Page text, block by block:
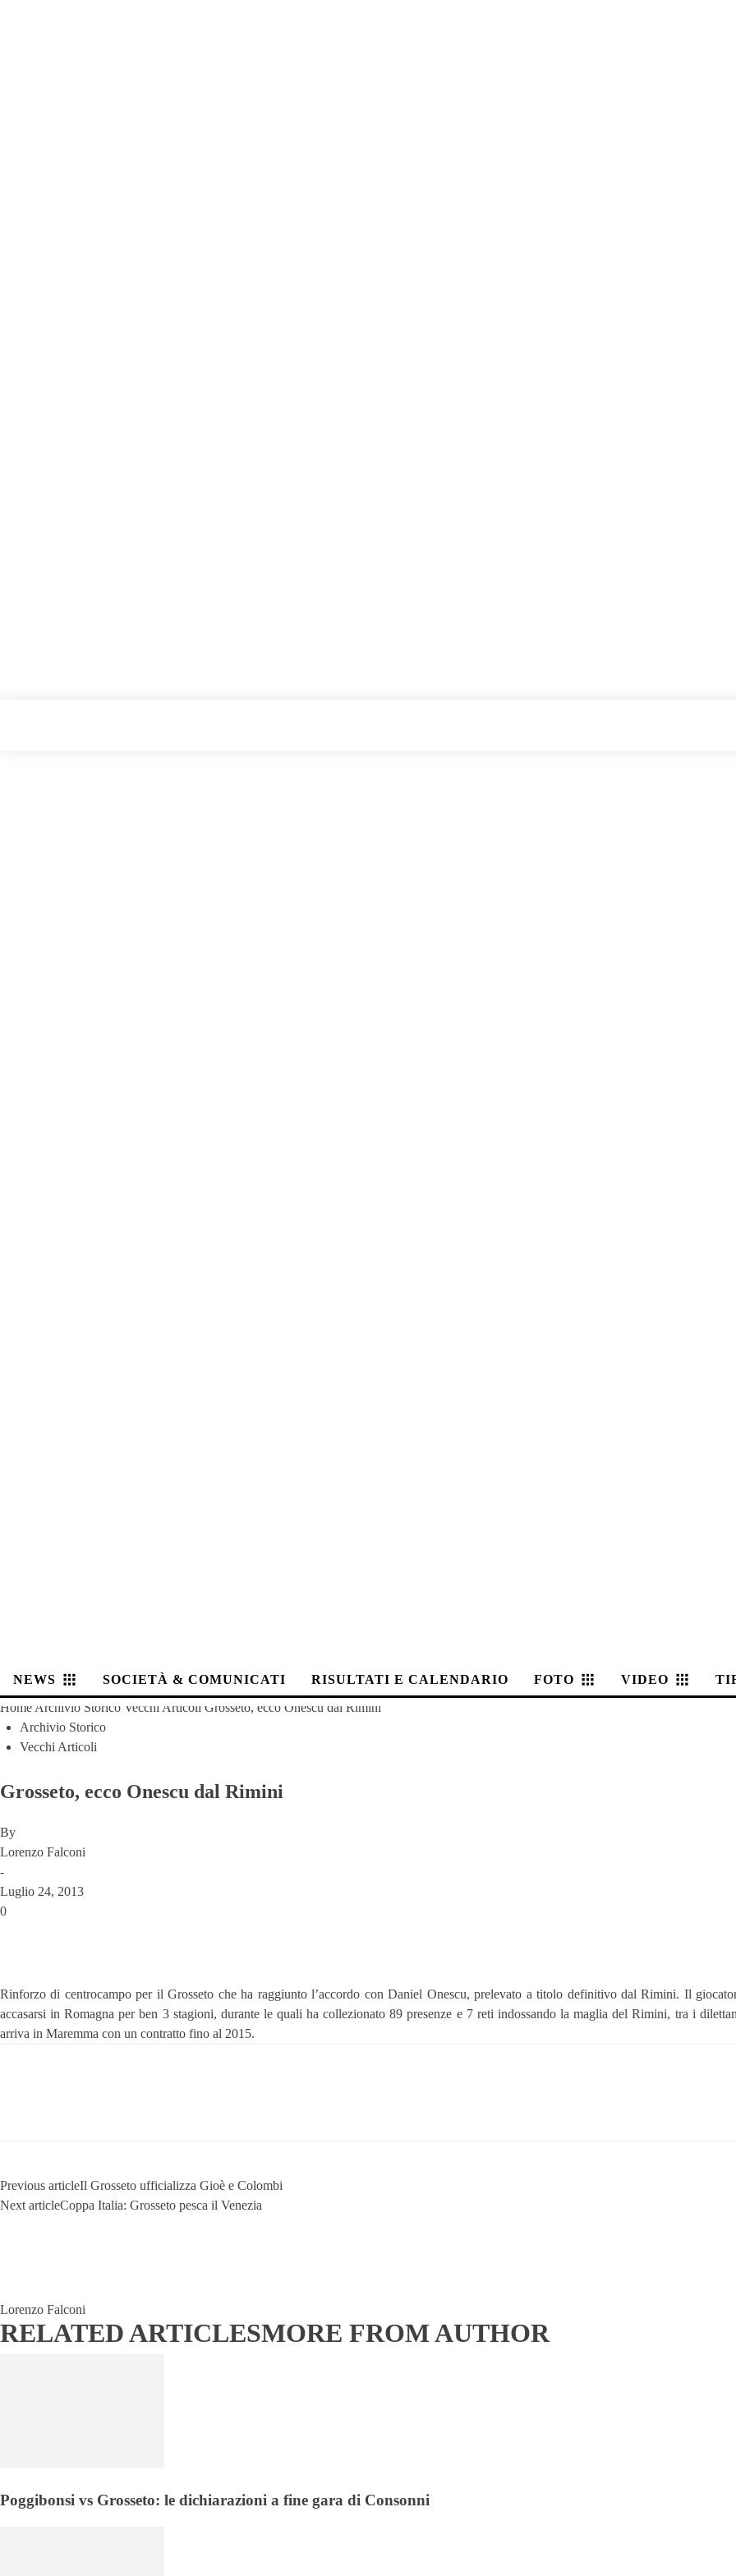
NEWS SOCIETÀ & COMUNICATI RISULTATI E CALENDARIO FOTO VIDEO
Home Archivio Storico Vecchi Articoli Grosseto, ecco Onescu dal Rimini
Archivio Storico
Vecchi Articoli
Grosseto, ecco Onescu dal Rimini
By
Lorenzo Falconi
-
Luglio 24, 2013
0
Rinforzo di centrocampo per il Grosseto che ha raggiunto l’accordo con Daniel Onescu, prelevato a titolo definitivo dal Rimini. Il
accasarsi in Romagna per ben 3 stagioni, durante le quali ha collezionato 89 presenze e 7 reti indossando la maglia del Rimini, tra i
arriva in Maremma con un contratto fino al 2015.
Previous articleIl Grosseto ufficializza Gioè e Colombi
Next articleCoppa Italia: Grosseto pesca il Venezia
Lorenzo Falconi
RELATED ARTICLESMORE FROM AUTHOR
Poggibonsi vs Grosseto: le dichiarazioni a fine gara di Consonni